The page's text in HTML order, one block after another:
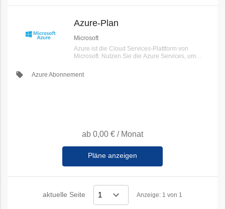
Azure-Plan
Microsoft
Azure ist die Cloud Services-Plattform von
Microsoft. Nutzen Sie die Azure Services, um
skalierbare Lösung bereitzustellen.
local_offer Azure Abonnement
ab 0,00 € / Monat
Pläne anzeigen
aktuelle Seite Anzeige: 1 von 1